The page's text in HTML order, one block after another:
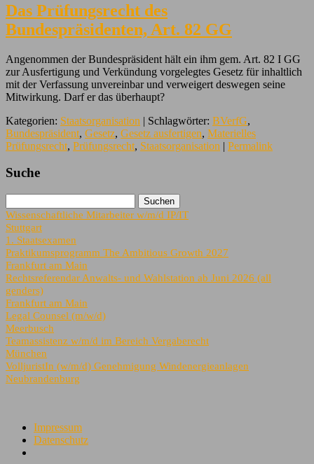
Das Prüfungsrecht des
Bundespräsidenten, Art. 82 GG
Angenommen der Bundespräsident hält ein ihm gem. Art. 82 I GG
zur Ausfertigung und Verkündung vorgelegtes Gesetz für inhaltlich
mit der Verfassung unvereinbar und verweigert deswegen seine
Mitwirkung. Darf er das überhaupt?
Kategorien: Staatsorganisation | Schlagwörter: BVerfG,
Bundespräsident, Gesetz, Gesetz ausfertigen, Materielles
Prüfungsrecht, Prüfungsrecht, Staatsorganisation | Permalink
Suche
Wissenschaftliche Mitarbeiter w/m/d IP/IT
Stuttgart
1. Staatsexamen
Praktikumsprogramm The Ambitious Growth 2027
Frankfurt am Main
Rechtsreferendar Anwalts- und Wahlstation ab Juni 2026 (all
genders)
Frankfurt am Main
Legal Counsel (m/w/d)
Meerbusch
Teamassistenz w/m/d im Bereich Vergaberecht
München
VolljuristIn (w/m/d) Genehmigung Windenergieanlagen
Neubrandenburg
Impressum
Datenschutz